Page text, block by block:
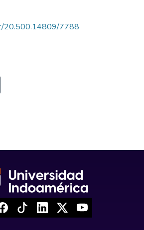
20.500.14809/7788